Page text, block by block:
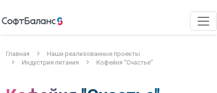
Главная
Наши реализованные проекты
Индустрия питания
Кофейня "Счастье"